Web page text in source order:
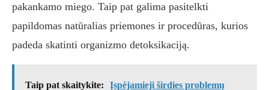
pakankamo miego. Taip pat galima pasitelkti
papildomas natūralias priemones ir procedūras, kurios
padeda skatinti organizmo detoksikaciją.
Taip pat skaitykite:
Įspėjamieji širdies problemų